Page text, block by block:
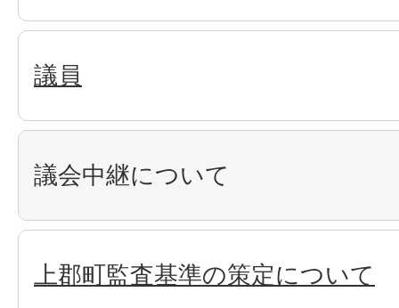
議員
議会中継について
上郡町監査基準の策定について